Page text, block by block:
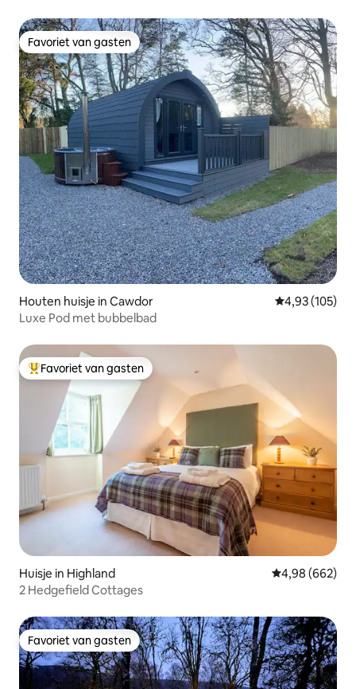
Favoriet van gasten
Favoriet van gasten
Houten huisje in Cawdor Gemiddelde
4,93 (105)
Luxe Pod met bubbelbad
Topfavoriet van gasten
Favoriet van gasten
Huisje in Highland Gemiddelde
4,98 (662)
2 Hedgefield Cottages
Favoriet van gasten
Favoriet van gasten